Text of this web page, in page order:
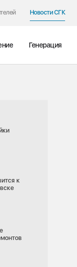
Новости СГК
Генерация
к